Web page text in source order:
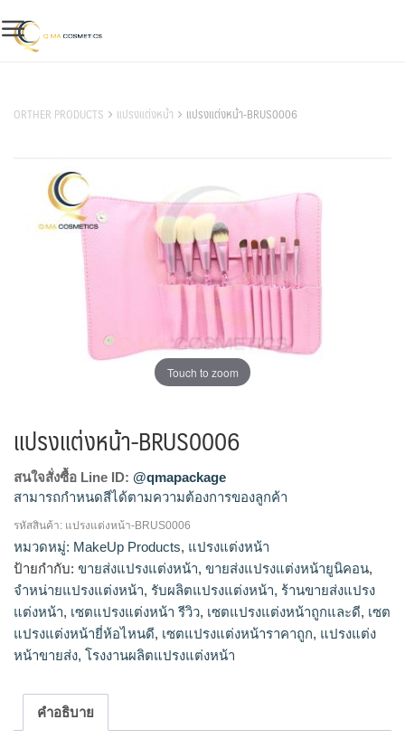
to
content
ORTHER PRODUCTS แปรงแต่งหน้า แปรงแต่งหน้า-BRUS0006
Touch to zoom
แปรงแต่งหน้า-BRUS0006
สนใจสั่งซื้อ Line ID: @qmapackage
สามารถกำหนดสีได้ตามความต้องการของลูกค้า
แปรงแต่งหน้า, ขายส่งแปรงแต่งหน้า, ขายส่งแปรงแต่งหน้า
ยูนิคอน, จำหน่ายแปรงแต่งหน้า, รับผลิตแปรงแต่งหน้า, ร้าน
ขายส่งแปรงแต่งหน้า, เซตแปรงแต่งหน้า, เซตแปรงแต่งหน้า รีวิว,
เซตแปรงแต่งหน้าถูกและดี, เซตแปรงแต่งหน้ายี่ห้อไหนดี, เซต
แปรงแต่งหน้าราคาถูก, แปรงแต่งหน้า, แปรงแต่งหน้าขายส่ง,
โรงงานขายส่งแปรงแต่งหน้ามโรงงาผลิต, โรงงานผลิตแปรงแต่ง
หน้า
รหัสสินค้า: แปรงแต่งหน้า-BRUS0006
หมวดหมู่: MakeUp Products, แปรงแต่งหน้า
ป้ายกำกับ: ขายส่งแปรงแต่งหน้า, ขายส่งแปรงแต่งหน้ายูนิคอน,
จำหน่ายแปรงแต่งหน้า, รับผลิตแปรงแต่งหน้า, ร้านขายส่งแปรง
แต่งหน้า, เซตแปรงแต่งหน้า รีวิว, เซตแปรงแต่งหน้าถูกและดี, เซต
แปรงแต่งหน้ายี่ห้อไหนดี, เซตแปรงแต่งหน้าราคาถูก, แปรงแต่ง
หน้าขายส่ง, โรงงานผลิตแปรงแต่งหน้า
คำอธิบาย